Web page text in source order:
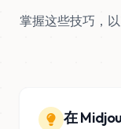
掌握这些技巧，
在